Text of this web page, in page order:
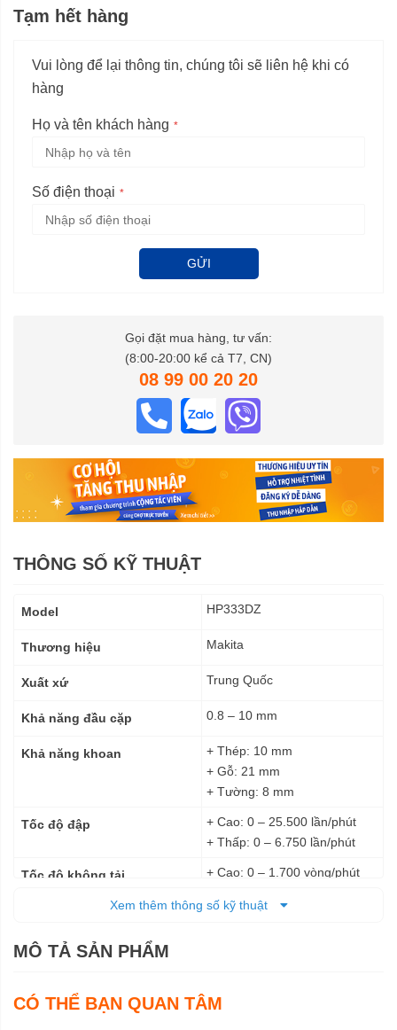
Tạm hết hàng
Vui lòng để lại thông tin, chúng tôi sẽ liên hệ khi có
hàng
Họ và tên khách hàng
Số điện thoại
GỬI
Gọi đặt mua hàng, tư vấn:
(8:00-20:00 kể cả T7, CN)
08 99 00 20 20
THÔNG SỐ KỸ THUẬT
kỹ
Model HP333DZ
Thương hiệu Makita
Xuất xứ Trung Quốc
Khả năng đầu cặp 0.8 – 10 mm
Khả năng khoan
+ Thép: 10 mm
+ Gỗ: 21 mm
+ Tường: 8 mm
Tốc độ đập
+ Cao: 0 – 25.500 lần/phút
+ Thấp: 0 – 6.750 lần/phút
Tốc độ không tải
+ Cao: 0 – 1.700 vòng/phút
Nguồn cấp Pin
Xem thêm thông số kỹ thuật
MÔ TẢ SẢN PHẨM
CÓ THỂ BẠN QUAN TÂM